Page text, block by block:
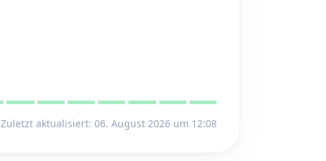
Zuletzt aktualisiert: 06. August 2026 um 12:08